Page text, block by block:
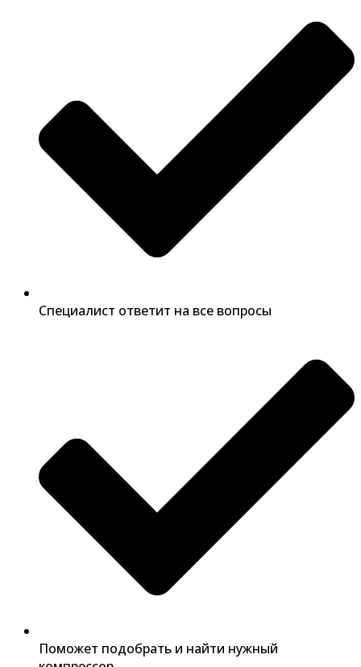
Специалист ответит на все вопросы
Поможет подобрать и найти нужный